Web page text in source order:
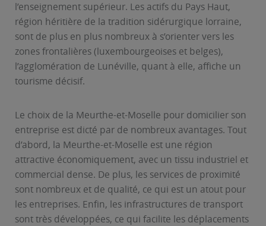
l’enseignement supérieur. Les actifs du Pays Haut,
région héritière de la tradition sidérurgique lorraine,
sont de plus en plus nombreux à s’orienter vers les
zones frontalières (luxembourgeoises et belges),
l’agglomération de Lunéville, quant à elle, affiche un
tourisme décisif.
Le choix de la Meurthe-et-Moselle pour domicilier son
entreprise est dicté par de nombreux avantages. Tout
d’abord, la Meurthe-et-Moselle est une région
attractive économiquement, avec un tissu industriel et
commercial dense. De plus, les services de proximité
sont nombreux et de qualité, ce qui est un atout pour
les entreprises. Enfin, les infrastructures de transport
sont très développées, ce qui facilite les déplacements